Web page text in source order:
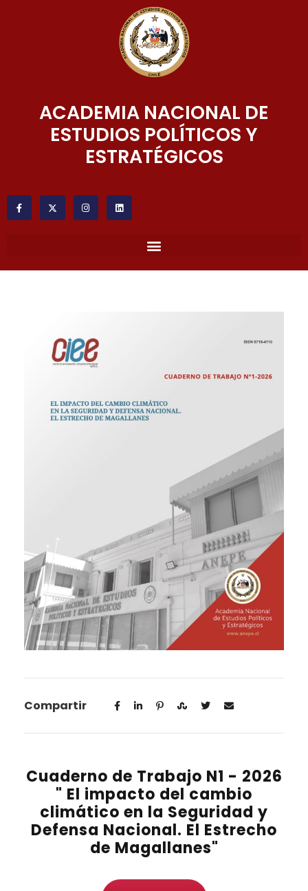
ACADEMIA NACIONAL DE
ESTUDIOS POLÍTICOS Y
ESTRATÉGICOS
Compartir
Cuaderno de Trabajo N1 - 2026
" El impacto del cambio
climático en la Seguridad y
Defensa Nacional. El Estrecho
de Magallanes"